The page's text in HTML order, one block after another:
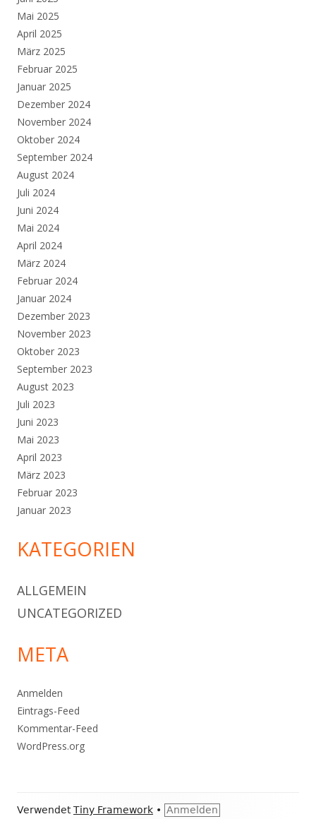
Mai 2025
April 2025
März 2025
Februar 2025
Januar 2025
Dezember 2024
November 2024
Oktober 2024
September 2024
August 2024
Juli 2024
Juni 2024
Mai 2024
April 2024
März 2024
Februar 2024
Januar 2024
Dezember 2023
November 2023
Oktober 2023
September 2023
August 2023
Juli 2023
Juni 2023
Mai 2023
April 2023
März 2023
Februar 2023
Januar 2023
KATEGORIEN
ALLGEMEIN
UNCATEGORIZED
META
Anmelden
Eintrags-Feed
Kommentar-Feed
WordPress.org
Footer
VerwendetTiny Framework • Anmelden